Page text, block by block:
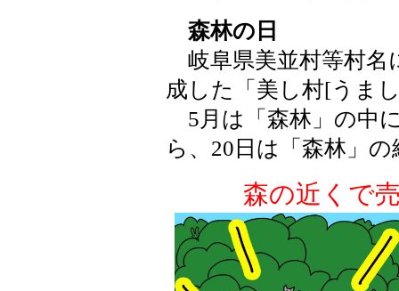
森林の日
岐阜県美並村等村名
成した「美し村[うま
5月は「森林」の中
ら、20日は「森林」
森の近くで